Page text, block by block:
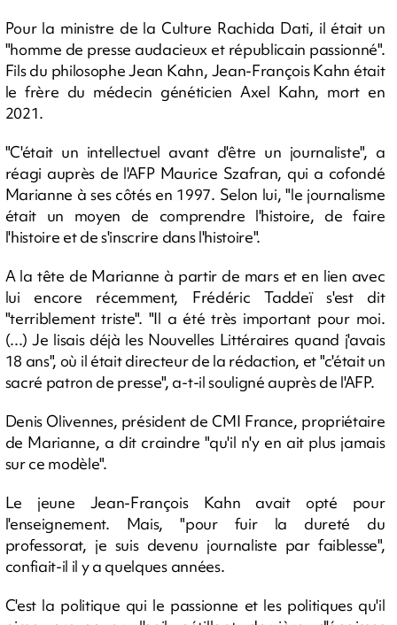
Pour la ministre de la Culture Rachida Dati, il était un
"homme de presse audacieux et républicain passionné".
Fils du philosophe Jean Kahn, Jean-François Kahn était
le frère du médecin généticien Axel Kahn, mort en
2021.
"C'était un intellectuel avant d'être un journaliste", a
réagi auprès de l'AFP Maurice Szafran, qui a cofondé
Marianne à ses côtés en 1997. Selon lui, "le journalisme
était un moyen de comprendre l'histoire, de faire
l'histoire et de s'inscrire dans l'histoire".
A la tête de Marianne à partir de mars et en lien avec
lui encore récemment, Frédéric Taddeï s'est dit
"terriblement triste". "Il a été très important pour moi.
(...) Je lisais déjà les Nouvelles Littéraires quand j'avais
18 ans", où il était directeur de la rédaction, et "c'était un
sacré patron de presse", a-t-il souligné auprès de l'AFP.
Denis Olivennes, président de CMI France, propriétaire
de Marianne, a dit craindre "qu'il n'y en ait plus jamais
sur ce modèle".
Le jeune Jean-François Kahn avait opté pour
l'enseignement. Mais, "pour fuir la dureté du
professorat, je suis devenu journaliste par faiblesse",
confiait-il il y a quelques années.
C'est la politique qui le passionne et les politiques qu'il